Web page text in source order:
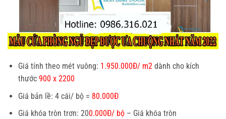
Giá tính theo mét vuông: 1.950.000Đ/ m2dành cho kích
thước900 x 2200
Giá bản lề: 4 cái/ bộ = 80.000Đ
Giá khóa tròn trơn: 200.000Đ/ bộ– Giá khóa tròn